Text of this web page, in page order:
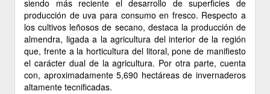
siendo más reciente el desarrollo de superficies de
producción de uva para consumo en fresco. Respecto a
los cultivos leñosos de secano, destaca la producción de
almendra, ligada a la agricultura del interior de la región
que, frente a la horticultura del litoral, pone de manifiesto
el carácter dual de la agricultura. Por otra parte, cuenta
con, aproximadamente 5,690 hectáreas de invernaderos
altamente tecnificadas.